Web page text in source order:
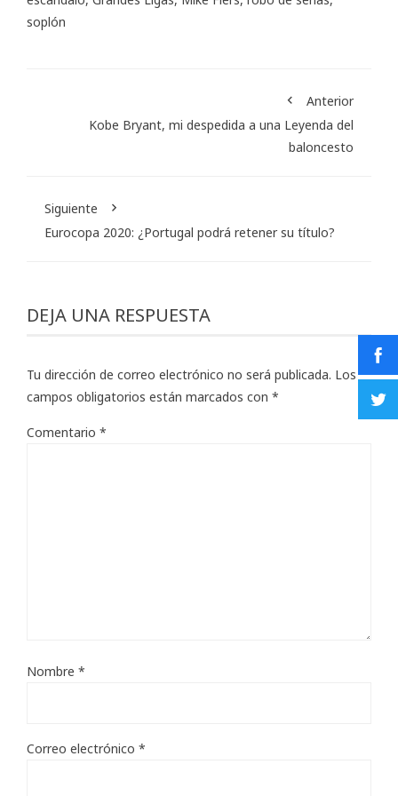
soplón
Anterior
Kobe Bryant, mi despedida a una Leyenda del
baloncesto
Siguiente
Eurocopa 2020: ¿Portugal podrá retener su título?
DEJA UNA RESPUESTA
Tu dirección de correo electrónico no será publicada. Los
campos obligatorios están marcados con *
Comentario *
Nombre *
Correo electrónico *